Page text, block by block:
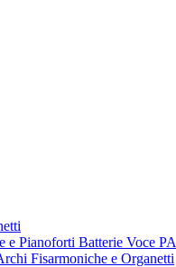
e Pianoforti Batterie Voce PA
Fisarmoniche e Organetti